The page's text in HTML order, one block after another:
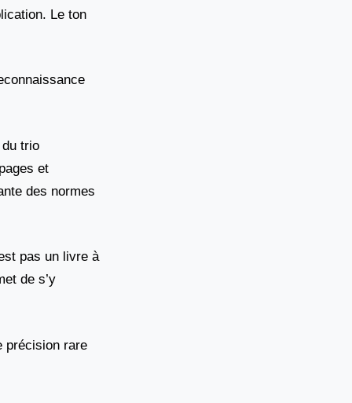
Le ton
trio
et
des normes
pas un livre à
de s’y
précision rare